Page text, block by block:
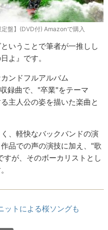
盤】(DVD付) Amazonで購入
いうことで筆者が一推しし
よ』です。
ンドフルアルバム
録曲で、"卒業"をテーマ
主人公の姿を描いた楽曲と
、軽快なバックバンドの演
品での声の演技に加え、"歌
が、そのボーカリストとし
ットによる桜ソングも